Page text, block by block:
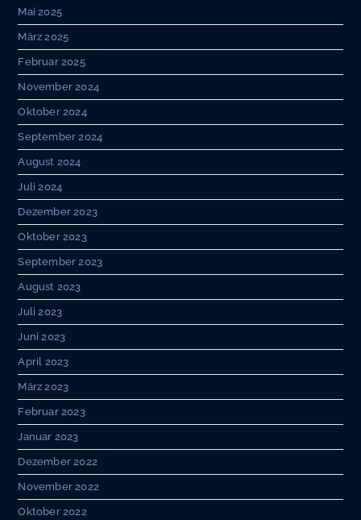
Mai 2025
März 2025
Februar 2025
November 2024
Oktober 2024
September 2024
August 2024
Juli 2024
Dezember 2023
Oktober 2023
September 2023
August 2023
Juli 2023
Juni 2023
April 2023
März 2023
Februar 2023
Januar 2023
Dezember 2022
November 2022
Oktober 2022